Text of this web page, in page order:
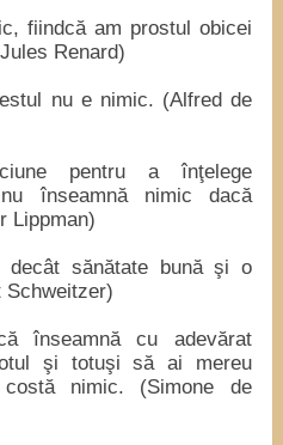
fiindcă am prostul obicei
Renard)
nu e nimic. (Alfred de
pentru a înţelege
înseamnă nimic dacă
Lippman)
decât sănătate bună şi o
Schweitzer)
înseamnă cu adevărat
şi totuşi să ai mereu
nimic. (Simone de